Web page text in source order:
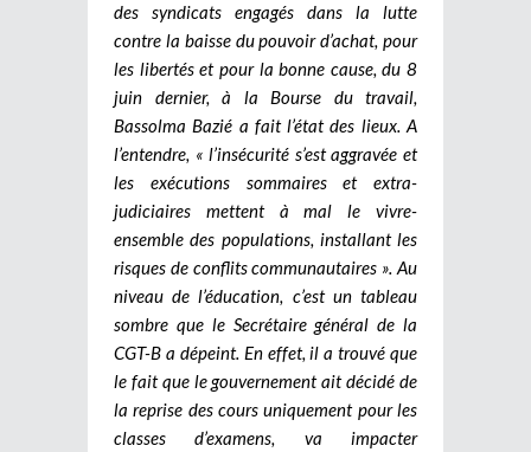
des syndicats engagés dans la lutte
contre la baisse du pouvoir d’achat, pour
les libertés et pour la bonne cause, du 8
juin dernier, à la Bourse du travail,
Bassolma Bazié a fait l’état des lieux. A
l’entendre, « l’insécurité s’est aggravée et
les exécutions sommaires et extra-
judiciaires mettent à mal le vivre-
ensemble des populations, installant les
risques de conflits communautaires ». Au
niveau de l’éducation, c’est un tableau
sombre que le Secrétaire général de la
CGT-B a dépeint. En effet, il a trouvé que
le fait que le gouvernement ait décidé de
la reprise des cours uniquement pour les
classes d’examens, va impacter